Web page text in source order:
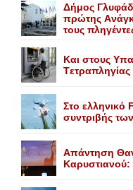
Δήμος
πρώτης
τους
Kαι στους
Tετραπληγίας
Στο ελληνικό
συντριβής
Aπάντηση
Kαρυστιανού: